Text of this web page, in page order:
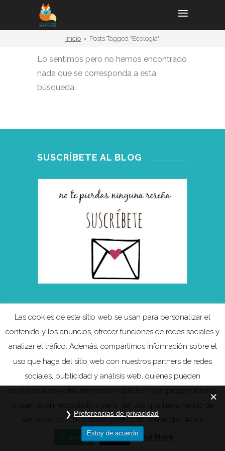
Inicio Posts Tagged "ecología"
Lo sentimos pero no hemos encontrado
nada que se corresponda a esta
búsqueda.
SUSCRÍBETE AL BLOG
Política de privacidad
Las cookies de este sitio web se usan para personalizar el
contenido y los anuncios, ofrecer funciones de redes sociales y
analizar el tráfico. Además, compartimos información sobre el
uso que haga del sitio web con nuestros partners de redes
sociales, publicidad y análisis web, quienes pueden
combinarla con otra información que les haya proporcionado
o que hayan recopilado a partir del uso que haya hecho de
sus servicios. Consulta mi política de privacidad AQUÍ.
Sí, acepto Reject Read More
Preferencias de privacidad
Estoy de acuerdo